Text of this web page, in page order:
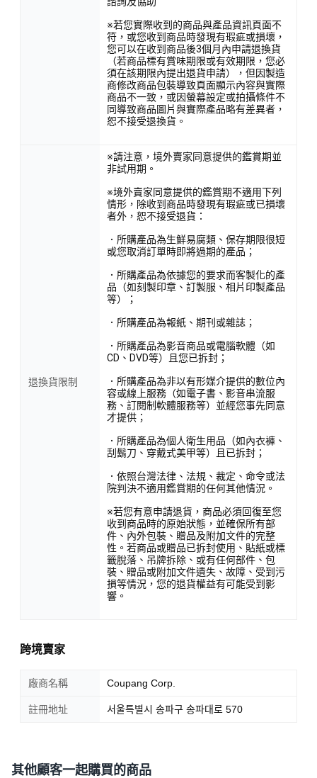
※若您實際收到的商品與產品資訊頁面不
符，或您收到商品時發現有瑕疵或損壞，
您可以在收到商品後3個月內申請退換貨
（若商品標有賞味期限或有效期限，您必
須在該期限內提出退貨申請），但因製造
商修改商品包裝導致頁面顯示內容與實際
商品不一致，或因螢幕設定或拍攝條件不
同導致商品圖片與實際產品略有差異者，
恕不接受退換貨。
退換貨限制
※請注意，境外賣家同意提供的鑑賞期並
非試用期。
※境外賣家同意提供的鑑賞期不適用下列
情形，除收到商品時發現有瑕疵或已損壞
者外，恕不接受退貨：
．所購產品為生鮮易腐類、保存期限很短
或您取消訂單時即將過期的產品；
．所購產品為依據您的要求而客製化的產
品（如刻製印章、訂製服、相片印製產品
等）；
．所購產品為報紙、期刊或雜誌；
．所購產品為影音商品或電腦軟體（如
CD、DVD等）且您已拆封；
．所購產品為非以有形媒介提供的數位內
容或線上服務（如電子書、影音串流服
務、訂閱制軟體服務等）並經您事先同意
才提供；
．所購產品為個人衛生用品（如內衣褲、
刮鬍刀、穿戴式美甲等）且已拆封；
．依照台灣法律、法規、裁定、命令或法
院判決不適用鑑賞期的任何其他情況。
※若您有意申請退貨，商品必須回復至您
收到商品時的原始狀態，並確保所有部
件、內外包裝、贈品及附加文件的完整
性。若商品或贈品已拆封使用、貼紙或標
籤脫落、吊牌拆除、或有任何部件、包
裝、贈品或附加文件遺失、故障、受到污
損等情況，您的退貨權益有可能受到影
響。
跨境賣家
廠商名稱 Coupang Corp.
註冊地址 서울특별시 송파구 송파대로 570
其他顧客一起購買的商品